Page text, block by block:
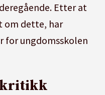
Etter at
om dette, har
for ungdomsskolen
kritikk